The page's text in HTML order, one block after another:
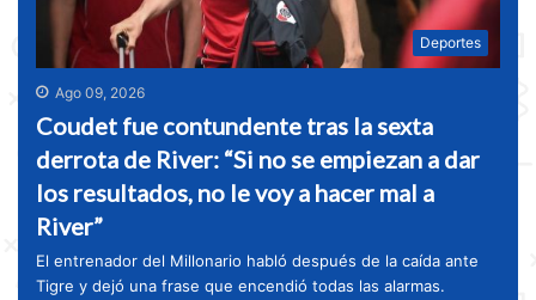
Deportes
Ago 09, 2026
Coudet fue contundente tras la sexta
derrota de River: “Si no se empiezan a dar
los resultados, no le voy a hacer mal a
River”
El entrenador del Millonario habló después de la caída ante
Tigre y dejó una frase que encendió todas las alarmas.